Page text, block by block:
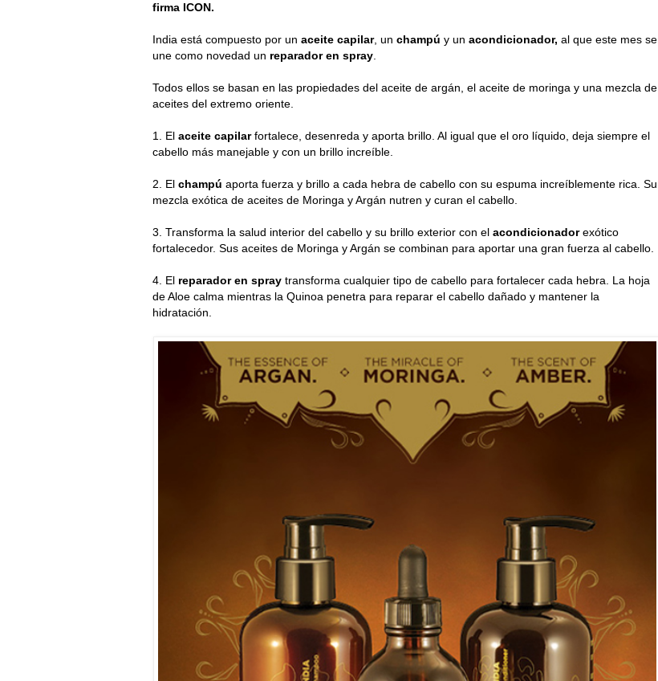
firma ICON.
India está compuesto por un aceite capilar, un champú y un acondicionador, al que este mes se
une como novedad un reparador en spray
Todos ellos se basan en las propiedades del aceite de argán, el aceite de moringa y una mezcla de
aceites del extremo oriente.
1. El aceite capilarfortalece, desenreda y aporta brillo. Al igual que el oro líquido, deja siempre el
cabello más manejable y con un brillo increíble.
2. El champú aporta fuerza y brillo a cada hebra de cabello con su espuma increíblemente rica. Su
mezcla exótica de aceites de Moringa y Argán nutren y curan el cabello.
3. Transforma la salud interior del cabello y su brillo exterior con el acondicionadorexótico
fortalecedor. Sus aceites de Moringa y Argán se combinan para aportar una gran fuerza al cabello.
4. El reparador en spray transforma cualquier tipo de cabello para fortalecer cada hebra. La hoja
de Aloe calma mientras la Quinoa penetra para reparar el cabello dañado y mantener la
hidratación.